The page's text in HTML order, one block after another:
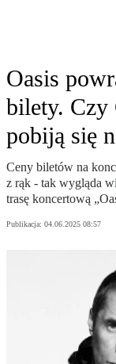
Oasis
bilety. Czy
pobiją się
Ceny biletów na
z rąk - tak wygląda
trasę koncertową
Publikacja: 04.06.2025 08:57